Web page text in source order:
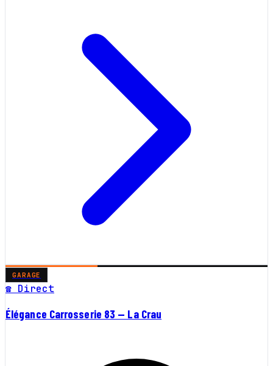
GARAGE
☎ Direct
Élégance Carrosserie 83 — La Crau